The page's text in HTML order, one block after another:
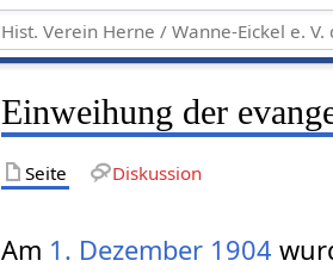
Einweihung der
Seite Diskussion
Am 1. Dezember 1904